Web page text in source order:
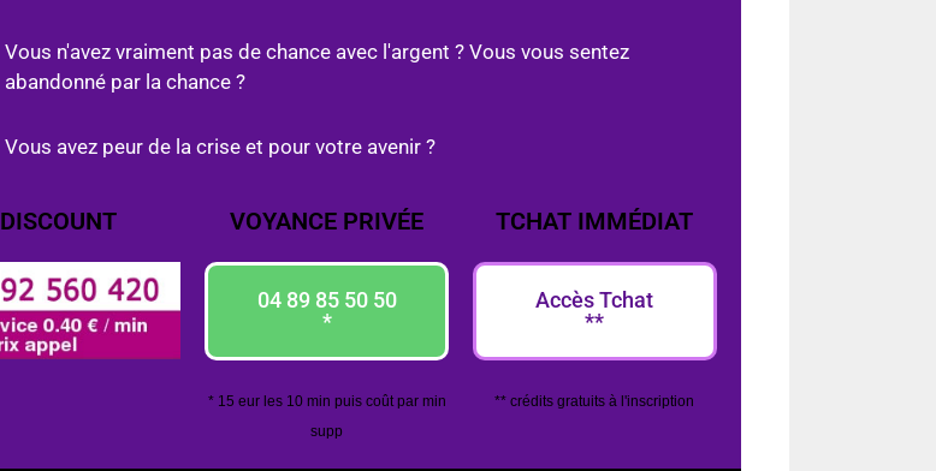
Vous n'avez vraiment pas de chance avec l'argent ? Vous vous sentez
abandonné par la chance ?
Vous avez peur de la crise et pour votre avenir ?
DISCOUNT VOYANCE PRIVÉE
04 89 85 50 50
*
* 15 eur les 10 min puis coût par min
supp
TCHAT IMMÉDIAT
Accès Tchat
**
** crédits gratuits à l'inscription